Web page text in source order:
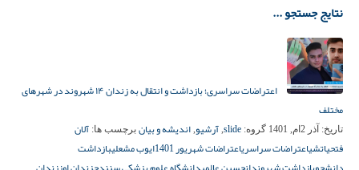
نتایج جستجو ...
اعتراضات سراسری؛ بازداشت و انتقال به زندان ۱۴ شهروند در شهرهای
مختلف
تاریخ: آذر 2ام, 1401 گروه: slide
, آرشیو, اندیشه و بیان برچسب ها: آلان
فتحیاتشیاعتراضات سراسریاعتراضات شهریور 1401 ایوب مشعلیبازداشت